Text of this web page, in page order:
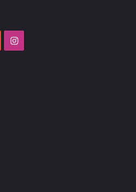
YouTubeInstagram